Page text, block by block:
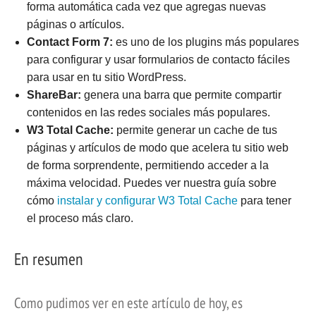
forma automática cada vez que agregas nuevas
páginas o artículos.
Contact Form 7: es uno de los plugins más populares
para configurar y usar formularios de contacto fáciles
para usar en tu sitio WordPress.
ShareBar: genera una barra que permite compartir
contenidos en las redes sociales más populares.
W3 Total Cache: permite generar un cache de tus
páginas y artículos de modo que acelera tu sitio web
de forma sorprendente, permitiendo acceder a la
máxima velocidad. Puedes ver nuestra guía sobre
cómo instalar y configurar W3 Total Cachepara tener
el proceso más claro.
En resumen
Como pudimos ver en este artículo de hoy, es